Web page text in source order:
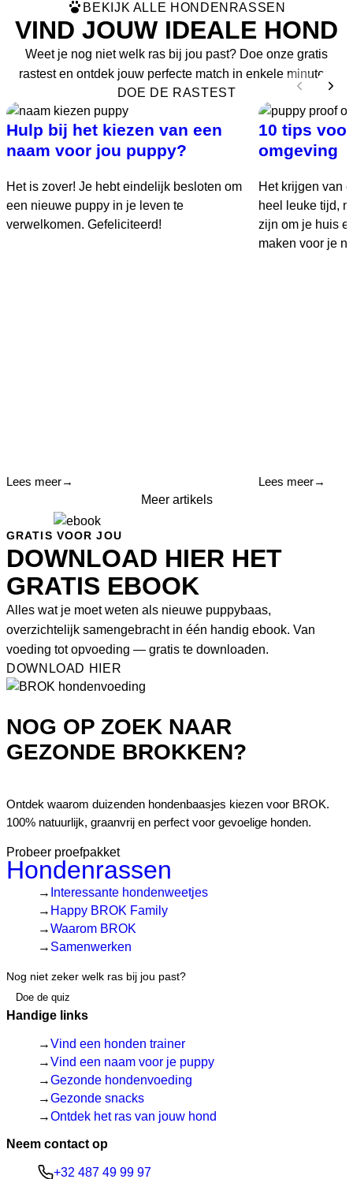
BEKIJK ALLE HONDENRASSEN
VIND JOUW IDEALE HOND
Weet je nog niet welk ras bij jou past? Doe onze gratis
rastest en ontdek jouw perfecte match in enkele minuten.
DOE DE RASTEST
Hulp bij het kiezen van een
naam voor jou puppy?
Het is zover! Je hebt eindelijk besloten om
een nieuwe puppy in je leven te
verwelkomen. Gefeliciteerd!
Lees meer→
10 tips
omgeving
Het krijgen van
heel leuke tijd,
zijn om je huis
maken voor je
Lees meer→
Meer artikels
GRATIS VOOR JOU
DOWNLOAD HIER HET
GRATIS EBOOK
Alles wat je moet weten als nieuwe puppybaas,
overzichtelijk samengebracht in één handig ebook. Van
voeding tot opvoeding — gratis te downloaden.
DOWNLOAD HIER
NOG OP ZOEK NAAR
GEZONDE BROKKEN?
Ontdek waarom duizenden hondenbaasjes kiezen voor BROK.
100% natuurlijk, graanvrij en perfect voor gevoelige honden.
Probeer proefpakket
Hondenrassen
Interessante hondenweetjes
Happy BROK Family
Waarom BROK
Samenwerken
Nog niet zeker welk ras bij jou past?
Doe de quiz
Handige links
Vind een honden trainer
Vind een naam voor je puppy
Gezonde hondenvoeding
Gezonde snacks
Ontdek het ras van jouw hond
Neem contact op
+32 487 49 99 97